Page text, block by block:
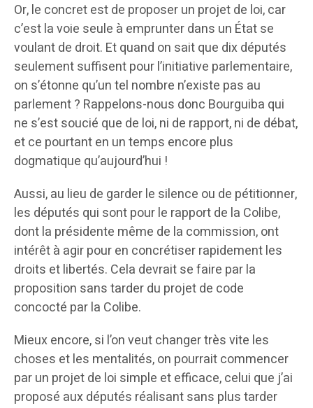
Or, le concret est de proposer un projet de loi, car
c’est la voie seule à emprunter dans un État se
voulant de droit. Et quand on sait que dix députés
seulement suffisent pour l’initiative parlementaire,
on s’étonne qu’un tel nombre n’existe pas au
parlement ? Rappelons-nous donc Bourguiba qui
ne s’est soucié que de loi, ni de rapport, ni de débat,
et ce pourtant en un temps encore plus
dogmatique qu’aujourd’hui !
Aussi, au lieu de garder le silence ou de pétitionner,
les députés qui sont pour le rapport de la Colibe,
dont la présidente même de la commission, ont
intérêt à agir pour en concrétiser rapidement les
droits et libertés. Cela devrait se faire par la
proposition sans tarder du projet de code
concocté par la Colibe.
Mieux encore, si l’on veut changer très vite les
choses et les mentalités, on pourrait commencer
par un projet de loi simple et efficace, celui que j’ai
proposé aux députés réalisant sans plus tarder